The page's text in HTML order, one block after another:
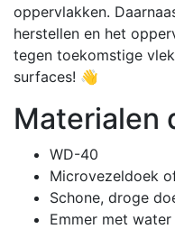
oppervlakken.
herstellen en het
tegen toekomstige
surfaces! 👋
Materialen
WD-40
Microvezeldoek
Schone, droge
Emmer met